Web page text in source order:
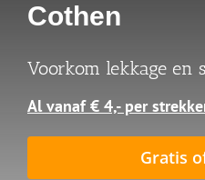
Cothen
Voorkom lekkage en
Al vanaf € 4,- per
Gratis